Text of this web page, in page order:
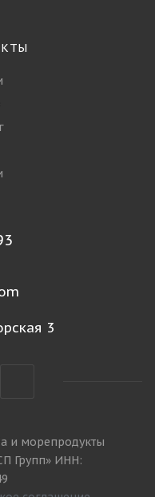
3
и морепродукты
Групп» ИНН: